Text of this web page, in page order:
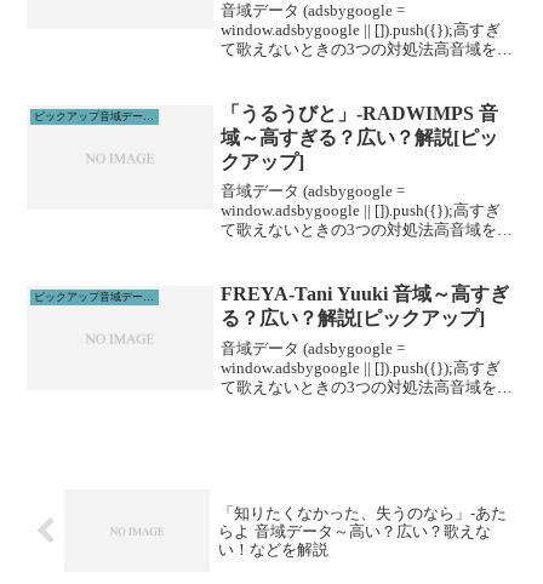
音域データ (adsbygoogle =
window.adsbygoogle || []).push({});高すぎ
て歌えないときの3つの対処法高音域を広
ルに通うこと...
ピックアップ音域データ解説
「うるうびと」-RADWIMPS 音
域～高すぎる？広い？解説[ピッ
クアップ]
音域データ (adsbygoogle =
window.adsbygoogle || []).push({});高すぎ
て歌えないときの3つの対処法高音域を広
ルに通うこと...
ピックアップ音域データ解説
FREYA-Tani Yuuki 音域～高すぎ
る？広い？解説[ピックアップ]
音域データ (adsbygoogle =
window.adsbygoogle || []).push({});高すぎ
て歌えないときの3つの対処法高音域を広
「知りたくなかった、失うのなら」-あた
らよ 音域データ～高い？広い？歌えな
い！などを解説